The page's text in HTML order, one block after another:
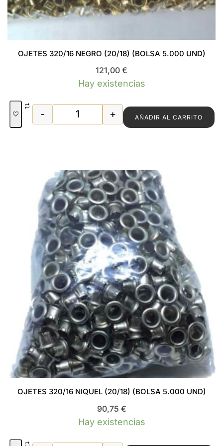
OJETES 320/16 NEGRO (20/18) (BOLSA 5.000 UND)
121,00 €
Hay existencias
OJETES 320/16 NEGRO (20/18)
- + AÑADIR AL CARRITO
OJETES 320/16 NIQUEL (20/18) (BOLSA 5.000 UND)
90,75 €
Hay existencias